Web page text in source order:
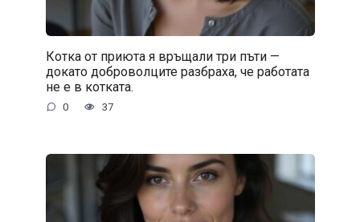
Котка от приюта я връщали три пъти —
докато доброволците разбраха, че работата
не е в котката.
0 37